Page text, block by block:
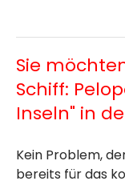
Sie
Schiff:
Inseln" in
Kein Problem,
bereits für das